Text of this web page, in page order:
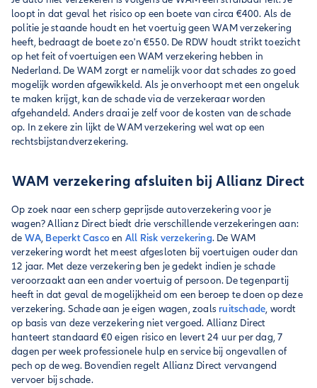
loopt in dat geval het risico op een boete van circa €400. Als de
politie je staande houdt en het voertuig geen WAM verzekering
heeft, bedraagt de boete zo'n €550. De RDW houdt strikt toezicht
op het feit of voertuigen een WAM verzekering hebben in
Nederland. De WAM zorgt er namelijk voor dat schades zo goed
mogelijk worden afgewikkeld. Als je onverhoopt met een ongeluk
te maken krijgt, kan de schade via de verzekeraar worden
afgehandeld. Anders draai je zelf voor de kosten van de schade
op. In zekere zin lijkt de WAM verzekering wel wat op een
rechtsbijstandverzekering.
WAM verzekering afsluiten bij Allianz Direct
Op zoek naar een scherp geprijsde autoverzekering voor je
wagen? Allianz Direct biedt drie verschillende verzekeringen aan:
de WA, Beperkt Cascoen All Risk verzekering. De WAM
verzekering wordt het meest afgesloten bij voertuigen ouder dan
12 jaar. Met deze verzekering ben je gedekt indien je schade
veroorzaakt aan een ander voertuig of persoon. De tegenpartij
heeft in dat geval de mogelijkheid om een beroep te doen op deze
verzekering. Schade aan je eigen wagen, zoals ruitschade, wordt
op basis van deze verzekering niet vergoed. Allianz Direct
hanteert standaard €0 eigen risico en levert 24 uur per dag, 7
dagen per week professionele hulp en service bij ongevallen of
pech op de weg. Bovendien regelt Allianz Direct vervangend
vervoer bij schade.